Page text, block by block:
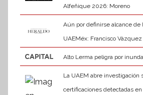
Alfeñique 2026: Moreno
Aún por definirse alcance de
UAEMéx: Francisco Vázquez
Alto Lerma peligra por
La UAEM abre investigación
certificaciones detectadas